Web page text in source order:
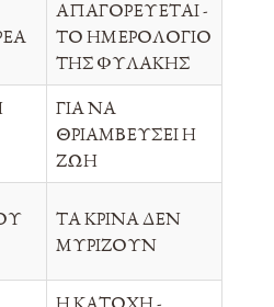
ΑΠΑΓΟΡΕΥΕΤΑΙ -
ΤΟ ΗΜΕΡΟΛΟΓΙΟ
ΤΗΣ ΦΥΛΑΚΗΣ
ΓΙΑ ΝΑ
ΘΡΙΑΜΒΕΥΣΕΙ Η
ΖΩΗ
ΤΑ ΚΡΙΝΑ ΔΕΝ
ΜΥΡΙΖΟΥΝ